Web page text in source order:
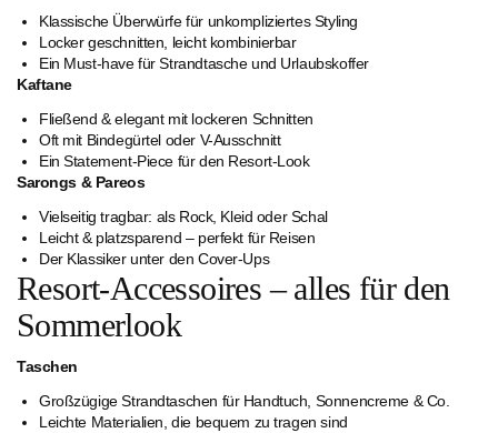
Klassische Überwürfe für unkompliziertes Styling
Locker geschnitten, leicht kombinierbar
Ein Must-have für Strandtasche und Urlaubskoffer
Kaftane
Fließend & elegant mit lockeren Schnitten
Oft mit Bindegürtel oder V-Ausschnitt
Ein Statement-Piece für den Resort-Look
Sarongs & Pareos
Vielseitig tragbar: als Rock, Kleid oder Schal
Leicht & platzsparend – perfekt für Reisen
Der Klassiker unter den Cover-Ups
Resort-Accessoires – alles für den
Sommerlook
Taschen
Großzügige Strandtaschen für Handtuch, Sonnencreme & Co.
Leichte Materialien, die bequem zu tragen sind